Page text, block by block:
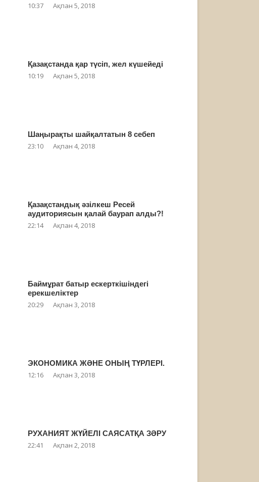
10:37 Ақпан 5, 2018
Қазақстанда қар түсіп, жел күшейеді
10:19 Ақпан 5, 2018
Шаңырақты шайқалтатын 8 себеп
23:10 Ақпан 4, 2018
Қазақстандық әзілкеш Ресей
аудиториясын қалай баурап алды?!
22:14 Ақпан 4, 2018
Баймұрат батыр ескерткішіндегі
ерекшеліктер
20:29 Ақпан 3, 2018
ЭКОНОМИКА ЖӘНЕ ОНЫҢ ТҮРЛЕРІ.
12:16 Ақпан 3, 2018
РУХАНИЯТ ЖҮЙЕЛІ САЯСАТҚА ЗӘРУ
22:41 Ақпан 2, 2018